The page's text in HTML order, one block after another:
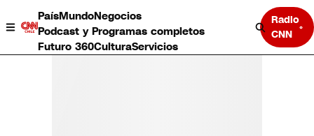
PaísMundoNegocios
Podcast y Programas completos
Futuro 360CulturaServicios
Radio
CNN